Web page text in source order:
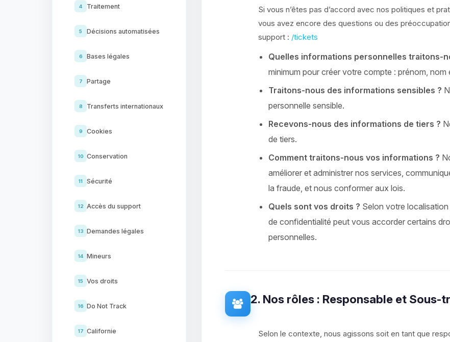
4 Traitement
5 Décisions automatisées
6 Bases légales
7 Partage
8 Transferts internationaux
9 Cookies
10 Conservation
11 Sécurité
12 Accès du support
13 Demandes légales
14 Mineurs
15 Vos droits
16 Do Not Track
17 Californie
Si vous n’êtes pas d’accord avec nos politiques et
vous avez encore des questions ou des
support : /tickets
Quelles informations personnelles traitons-
minimum pour créer votre compte : prénom, nom
Traitons-nous des informations sensibles ?
personnelle sensible.
Recevons-nous des informations de tiers ?
de tiers.
Comment traitons-nous vos informations ?
améliorer et administrer nos services,
la fraude, et nous conformer aux lois.
Quels sont vos droits ? Selon votre
de confidentialité peut vous accorder certains
personnelles.
2. Nos rôles : Responsable et Sous-
Selon le contexte, nous agissons soit en tant que